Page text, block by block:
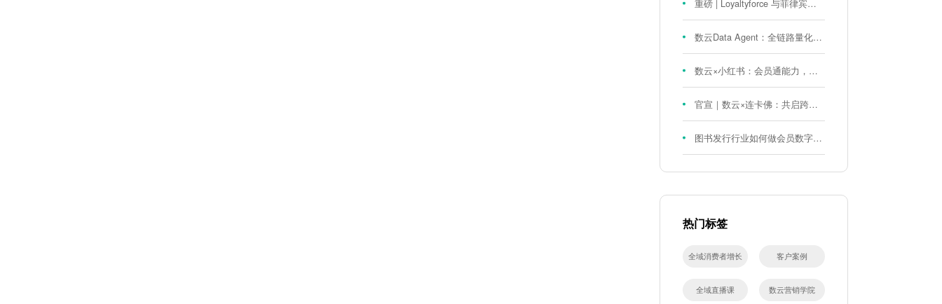
重磅 | Loyaltyforce 与菲律宾零售巨头 SM 集团达成战略合作，携手开启 SMAC 会员数智化运营新征程
数云Data Agent：全链路量化评测体系，炼就零售数据分析精准力
数云×小红书：会员通能力，重磅发布！
官宣｜数云×连卡佛：共启跨境会员运营新征程，重塑消费联结新体验
图书发行行业如何做会员数字化?河南新华书店给打了个样！
热门标签
全域消费者增长 客户案例
全域直播课 数云营销学院